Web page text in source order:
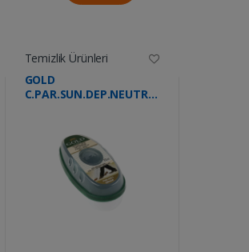
Temizlik Ürünleri
GOLD
C.PAR.SUN.DEP.NEUTRAL